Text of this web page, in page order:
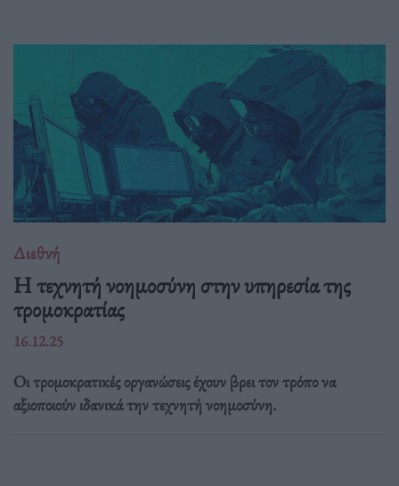
Διεθνή
Η τεχνητή νοημοσύνη στην υπηρεσία της
τρομοκρατίας
16.12.25
Οι τρομοκρατικές οργανώσεις έχουν βρει τον τρόπο να
αξιοποιούν ιδανικά την τεχνητή νοημοσύνη.